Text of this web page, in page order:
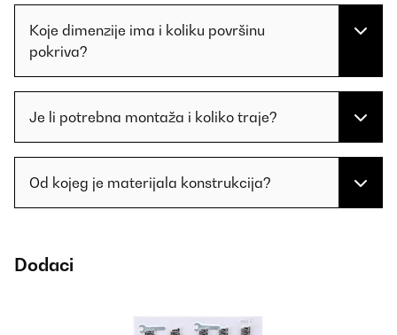
Koje dimenzije ima i koliku površinu
pokriva?
Je li potrebna montaža i koliko traje?
Od kojeg je materijala konstrukcija?
Dodaci